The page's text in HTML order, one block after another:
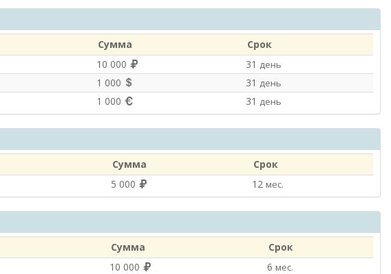
Сумма
Срок
10 000 31 день
1 000 31 день
1 000 31 день
Сумма
Срок
5 000 12 мес.
Сумма
Срок
10 000 6 мес.